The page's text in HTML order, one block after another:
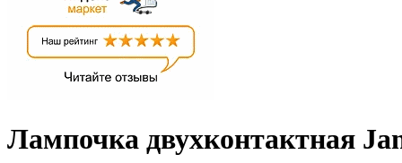
Лампочка двухконтактная